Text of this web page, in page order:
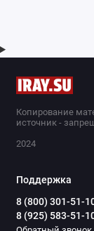
Копирование
источник -
2024
Поддержка
8 (800) 301-51-
8 (925) 583-51-